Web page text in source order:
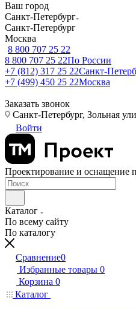
Ваш город
Санкт-Петербург
Санкт-Петербург
Москва
8 800 707 25 22
8 800 707 25 22По России
+7 (812) 317 25 22Санкт-
+7 (499) 450 25 22Москва
Заказать звонок
Санкт-Петербург, Зольная
Войти
Проектирование и оснащение
Каталог
По всему сайту
По каталогу
Сравнение0
Избранные товары 0
Корзина 0
Каталог